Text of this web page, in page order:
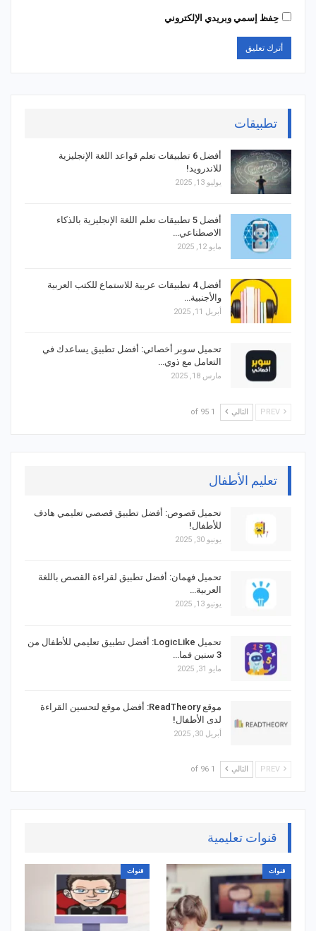
حِفظ إسمي وبريدي الإلكتروني
تطبيقات
أفضل 6 تطبيقات تعلم قواعد اللغة الإنجليزية
للاندرويد!
يوليو 13, 2025
أفضل 5 تطبيقات تعلم اللغة الإنجليزية بالذكاء
الاصطناعي…
مايو 12, 2025
أفضل 4 تطبيقات عربية للاستماع للكتب العربية
والأجنبية…
أبريل 11, 2025
تحميل سوبر أخصائي: أفضل تطبيق يساعدك في
التعامل مع ذوي…
مارس 18, 2025
التالي 1 of 95
تعليم الأطفال
تحميل قصوص: أفضل تطبيق قصصي تعليمي هادف
للأطفال!
يونيو 30, 2025
تحميل فهمان: أفضل تطبيق لقراءة القصص باللغة
العربية…
يونيو 13, 2025
تحميل LogicLike: أفضل تطبيق تعليمي للأطفال من
3 سنين فما…
مايو 31, 2025
موقع ReadTheory: أفضل موقع لتحسين القراءة
لدى الأطفال!
أبريل 30, 2025
التالي 1 of 96
قنوات تعليمية
قنوات قنوات